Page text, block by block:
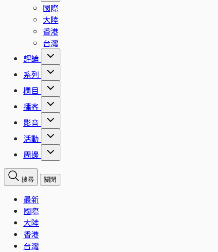
國際
大陸
香港
台灣
評論
系列
欄目
播客
影音
活動
周邊
搜尋 關閉
最新
國際
大陸
香港
台灣